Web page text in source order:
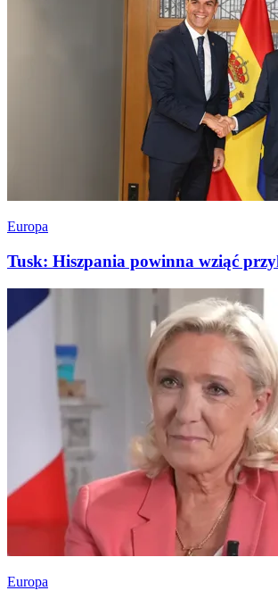
Europa
Tusk: Hiszpania powinna wziąć
Europa